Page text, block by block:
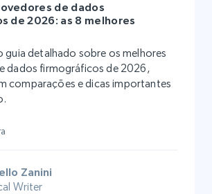
de dados
de 2026: as 8 melhores
guia detalhado sobre os melhores
dados firmográficos de 2026,
comparações e dicas importantes
Zanini
Writer